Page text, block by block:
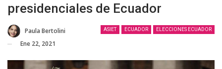
presidenciales de Ecuador
ASIET ECUADOR ELECCIONES ECUADOR
Paula Bertolini
Ene 22, 2021